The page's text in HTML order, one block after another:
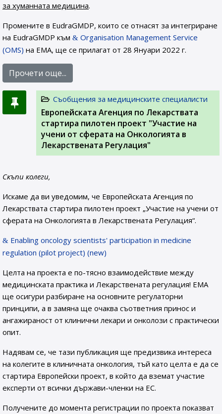
за хуманната медицина.
Промените в EudraGMDP, които се отнасят за интегриране
на EudraGMDP към
Organisation Management Service
(OMS) на EMA, ще се прилагат от 28 Януари 2022 г.
Прочети още...
Съобщения за медицинските специалисти
Европейската Агенция по Лекарствата
стартира пилотен проект "Участие на
учени от сферата на Онкологията в
Лекарствената Регулация"
Скъпи колеги,
Искаме да ви уведомим, че Европейската Агенция по
Лекарствата стартира пилотен проект „Участие на учени от
сферата на Онкологията в Лекарствената Регулация“.
Enabling oncology scientists' participation in medicine
regulation (pilot project) (new)
Целта на проекта е по-тясно взаимодействие между
медицинската практика и Лекарствената регулация! ЕМА
ще осигури разбиране на основните регулаторни
принципи, а в замяна ще очаква съответния принос и
ангажираност от клинични лекари и онколози с практически
опит.
Надявам се, че тази публикация ще предизвика интереса
на колегите в клиничната онкология, тъй като целта е да се
стартира Европейски проект, в който да вземат участие
експерти от всички държави-членки на ЕС.
Получените до момента регистрации по проекта показват